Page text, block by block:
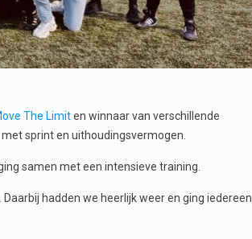
The Limiten winnaar van verschillende
sprint en uithoudingsvermogen.
samen met een intensieve training.
hadden we heerlijk weer en ging iedereen